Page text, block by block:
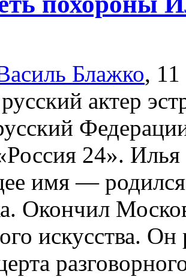
Блажко,
актер
24».
имя —
Окончил
искусства.